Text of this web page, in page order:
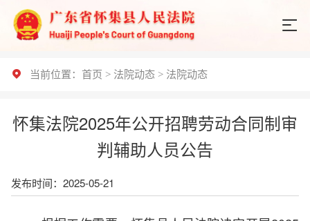
当前位置： 首页 > 法院动态 > 法院动态
怀集法院2025年公开招聘劳动合同制审
判辅助人员公告
发布时间：2025-05-21